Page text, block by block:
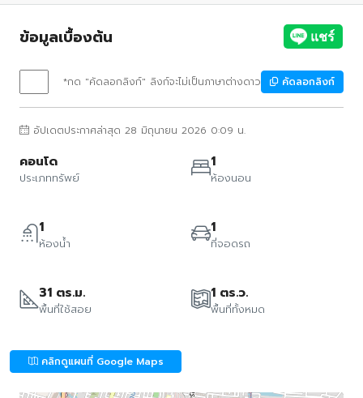
ข้อมูลเบื้องต้น
*กด "คัดลอกลิงก์" ลิงก์จะไม่เป็นภาษาต่างดาว คัดลอกลิงก์
อัปเดตประกาศล่าสุด 28 มิถุนายน 2026 0:09 น.
คอนโด
ประเภททรัพย์
1
ห้องนอน
1
ห้องน้ำ
1
ที่จอดรถ
31 ตร.ม.
พื้นที่ใช้สอย
1 ตร.ว.
พื้นที่ทั้งหมด
คลิกดูแผนที่ Google Maps